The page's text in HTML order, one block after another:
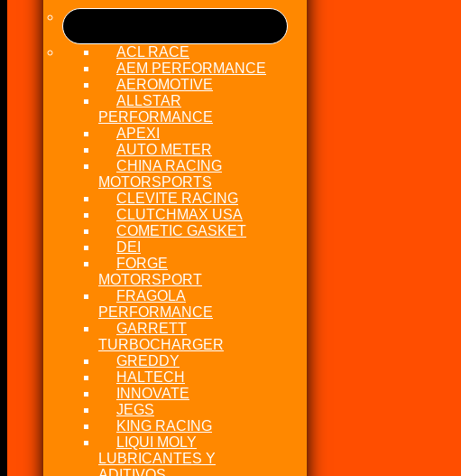
ACL RACE
AEM PERFORMANCE
AEROMOTIVE
ALLSTAR
PERFORMANCE
APEXI
AUTO METER
CHINA RACING
MOTORSPORTS
CLEVITE RACING
CLUTCHMAX USA
COMETIC GASKET
DEI
FORGE
MOTORSPORT
FRAGOLA
PERFORMANCE
GARRETT
TURBOCHARGER
GREDDY
HALTECH
INNOVATE
JEGS
KING RACING
LIQUI MOLY
LUBRICANTES Y